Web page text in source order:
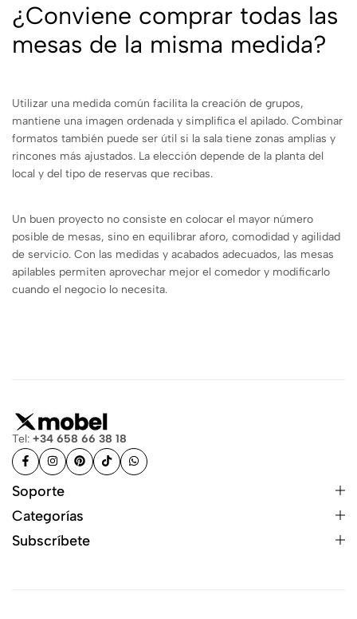
¿Conviene comprar todas las
mesas de la misma medida?
Utilizar una medida común facilita la creación de grupos,
mantiene una imagen ordenada y simplifica el apilado. Combinar
formatos también puede ser útil si la sala tiene zonas amplias y
rincones más ajustados. La elección depende de la planta del
local y del tipo de reservas que recibas.
Un buen proyecto no consiste en colocar el mayor número
posible de mesas, sino en equilibrar aforo, comodidad y agilidad
de servicio. Con las medidas y acabados adecuados, las mesas
apilables permiten aprovechar mejor el comedor y modificarlo
cuando el negocio lo necesita.
Tel: +34 658 66 38 18
Soporte
Categorías
Subscríbete